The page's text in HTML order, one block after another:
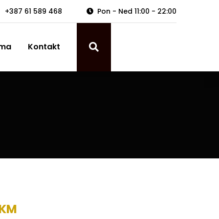
+387 61 589 468 Pon - Ned 11:00 - 22:00
Kontakt